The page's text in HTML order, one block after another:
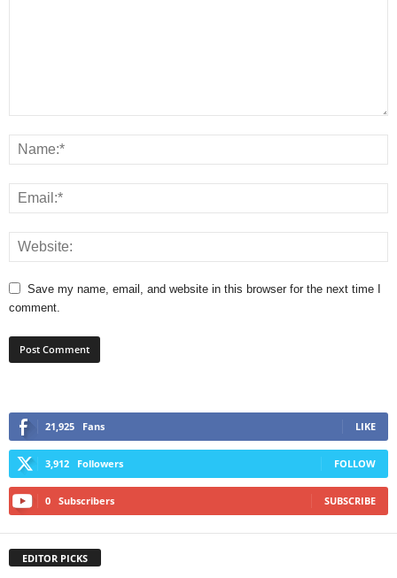
Save my name, email, and website in this browser for the next time I
comment.
21,925 Fans LIKE
3,912 Followers FOLLOW
0 Subscribers SUBSCRIBE
EDITOR PICKS